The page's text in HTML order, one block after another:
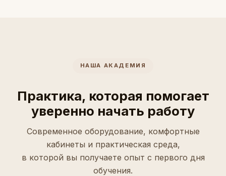
НАША АКАДЕМИЯ
Практика, которая помогает
уверенно начать работу
Современное оборудование, комфортные
кабинеты и практическая среда,
в которой вы получаете опыт с первого дня
обучения.